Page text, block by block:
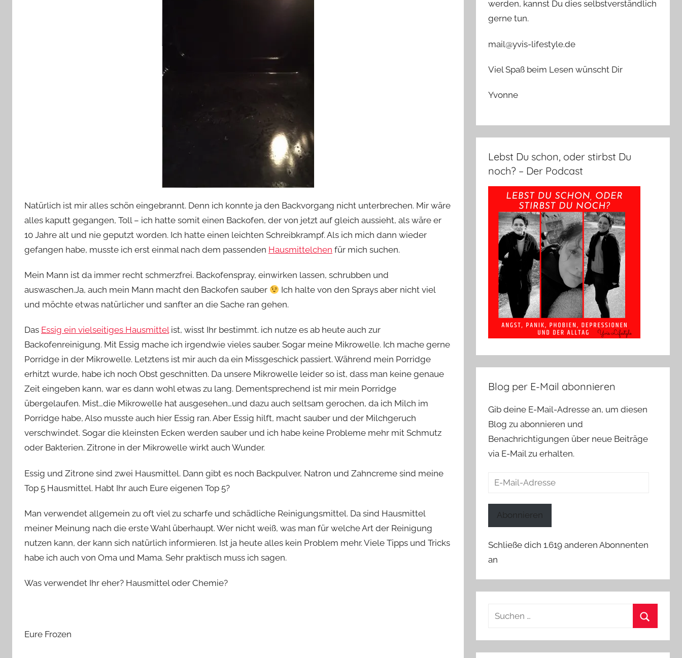
Natürlich ist mir alles schön eingebrannt. Denn ich konnte ja den Backvorgang nicht unterbrechen. Mir wäre
alles kaputt gegangen, Toll – ich hatte somit einen Backofen, der von jetzt auf gleich aussieht, als wäre er
10 Jahre alt und nie geputzt worden. Ich hatte einen leichten Schreibkrampf. Als ich mich dann wieder
gefangen habe, musste ich erst einmal nach dem passenden Hausmittelchen für mich suchen.
Mein Mann ist da immer recht schmerzfrei. Backofenspray, einwirken lassen, schrubben und
auswaschen.Ja, auch mein Mann macht den Backofen sauber
Ich halte von den Sprays aber nicht viel
und möchte etwas natürlicher und sanfter an die Sache ran gehen.
Das Essig ein vielseitiges Hausmittelist, wisst Ihr bestimmt. ich nutze es ab heute auch zur
Backofenreinigung. Mit Essig mache ich irgendwie vieles sauber. Sogar meine Mikrowelle. Ich mache gerne
Porridge in der Mikrowelle. Letztens ist mir auch da ein Missgeschick passiert. Während mein Porridge
erhitzt wurde, habe ich noch Obst geschnitten. Da unsere Mikrowelle leider so ist, dass man keine genaue
Zeit eingeben kann, war es dann wohl etwas zu lang. Dementsprechend ist mir mein Porridge
übergelaufen. Mist…die Mikrowelle hat ausgesehen…und dazu auch seltsam gerochen, da ich Milch im
Porridge habe, Also musste auch hier Essig ran. Aber Essig hilft, macht sauber und der Milchgeruch
verschwindet. Sogar die kleinsten Ecken werden sauber und ich habe keine Probleme mehr mit Schmutz
oder Bakterien. Zitrone in der Mikrowelle wirkt auch Wunder.
Essig und Zitrone sind zwei Hausmittel. Dann gibt es noch Backpulver, Natron und Zahncreme sind meine
Top 5 Hausmittel. Habt Ihr auch Eure eigenen Top 5?
Man verwendet allgemein zu oft viel zu scharfe und schädliche Reinigungsmittel. Da sind Hausmittel
meiner Meinung nach die erste Wahl überhaupt. Wer nicht weiß, was man für welche Art der Reinigung
nutzen kann, der kann sich natürlich informieren. Ist ja heute alles kein Problem mehr. Viele Tipps und Tricks
habe ich auch von Oma und Mama. Sehr praktisch muss ich sagen.
Was verwendet Ihr eher? Hausmittel oder Chemie?
Eure Frozen
werden, kannst Du dies selbstverständlich
gerne tun.
mail@yvis-lifestyle.de
Viel Spaß beim Lesen wünscht Dir
Yvonne
Lebst Du schon, oder stirbst Du
noch? – Der Podcast
Blog per E-Mail abonnieren
Gib deine E-Mail-Adresse an, um diesen
Blog zu abonnieren und
Benachrichtigungen über neue Beiträge
via E-Mail zu erhalten.
E-
Abonnieren
Schließe dich 1.619 anderen Abonnenten
an
Suchen